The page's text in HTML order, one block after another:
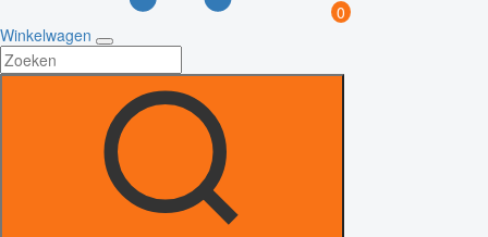
0
Winkelwagen